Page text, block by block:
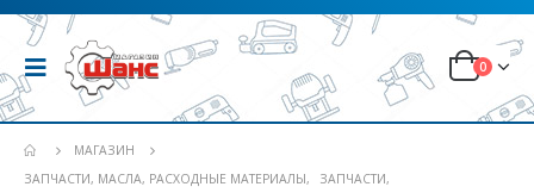
0
МАГАЗИН
ЗАПЧАСТИ, МАСЛА, РАСХОДНЫЕ МАТЕРИАЛЫ, ЗАПЧАСТИ,